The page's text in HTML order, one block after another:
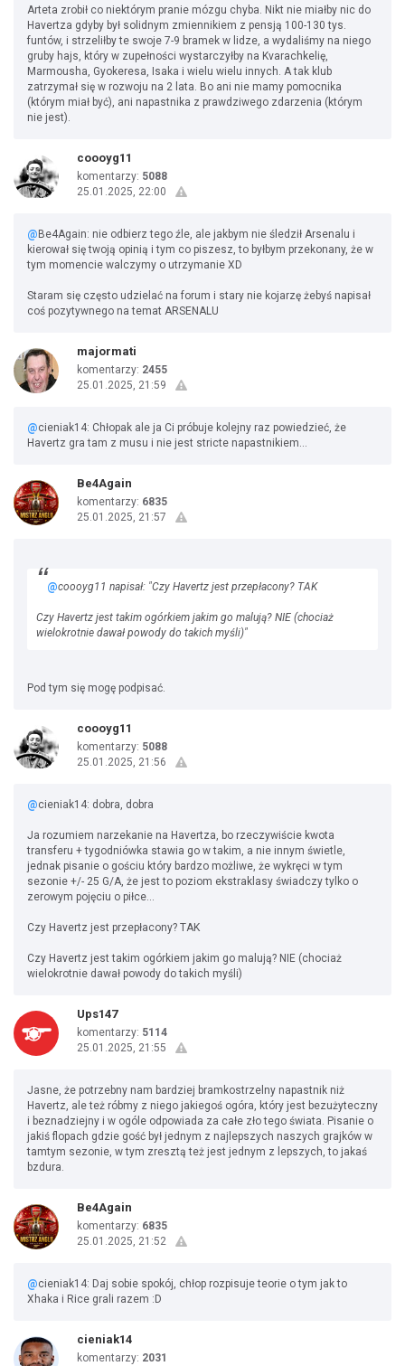
Arteta zrobił co niektórym pranie mózgu chyba. Nikt nie miałby nic do
Havertza gdyby był solidnym zmiennikiem z pensją 100-130 tys.
funtów, i strzeliłby te swoje 7-9 bramek w lidze, a wydaliśmy na niego
gruby hajs, który w zupełności wystarczyłby na Kvarachkelię,
Marmousha, Gyokeresa, Isaka i wielu wielu innych. A tak klub
zatrzymał się w rozwoju na 2 lata. Bo ani nie mamy pomocnika
(którym miał być), ani napastnika z prawdziwego zdarzenia (którym
nie jest).
coooyg11
komentarzy: 5088
25.01.2025, 22:00
@ Be4Again: nie odbierz tego źle, ale jakbym nie śledził Arsenalu i
kierował się twoją opinią i tym co piszesz, to byłbym przekonany, że w
tym momencie walczymy o utrzymanie XD
Staram się często udzielać na forum i stary nie kojarzę żebyś napisał
coś pozytywnego na temat ARSENALU
majormati
komentarzy: 2455
25.01.2025, 21:59
@cieniak14: Chłopak ale ja Ci próbuje kolejny raz powiedzieć, że
Havertz gra tam z musu i nie jest stricte napastnikiem...
Be4Again
komentarzy: 6835
25.01.2025, 21:57
@coooyg11 napisał: "Czy Havertz jest przepłacony? TAK
Czy Havertz jest takim ogórkiem jakim go malują? NIE (chociaż
wielokrotnie dawał powody do takich myśli)"
Pod tym się mogę podpisać.
coooyg11
komentarzy: 5088
25.01.2025, 21:56
@cieniak14: dobra, dobra
Ja rozumiem narzekanie na Havertza, bo rzeczywiście kwota
transferu + tygodniówka stawia go w takim, a nie innym świetle,
jednak pisanie o gościu który bardzo możliwe, że wykręci w tym
sezonie +/- 25 G/A, że jest to poziom ekstraklasy świadczy tylko o
zerowym pojęciu o piłce…
Czy Havertz jest przepłacony? TAK
Czy Havertz jest takim ogórkiem jakim go malują? NIE (chociaż
wielokrotnie dawał powody do takich myśli)
Ups147
komentarzy: 5114
25.01.2025, 21:55
Jasne, że potrzebny nam bardziej bramkostrzelny napastnik niż
Havertz, ale też róbmy z niego jakiegoś ogóra, który jest bezużyteczny
i beznadziejny i w ogóle odpowiada za całe zło tego świata. Pisanie o
jakiś flopach gdzie gość był jednym z najlepszych naszych grajków w
tamtym sezonie, w tym zresztą też jest jednym z lepszych, to jakaś
bzdura.
Be4Again
komentarzy: 6835
25.01.2025, 21:52
@cieniak14: Daj sobie spokój, chłop rozpisuje teorie o tym jak to
Xhaka i Rice grali razem :D
cieniak14
komentarzy: 2031